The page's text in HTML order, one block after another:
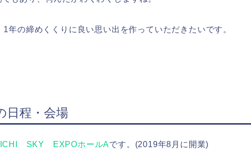
年の締めくくりに良い思い出を作っていただきたいです。
日程・会場
SKY EXPOホールAです。(2019年8月に開業)